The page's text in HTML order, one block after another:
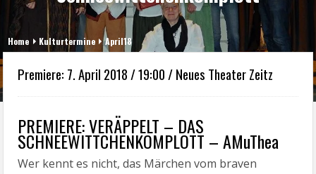
Home Kulturtermine April18
Premiere: 7. April 2018 / 19:00 / Neues Theater Zeitz
PREMIERE: VERÄPPELT – DAS
SCHNEEWITTCHENKOMPLOTT – AMuThea
Wer kennt es nicht, das Märchen vom braven